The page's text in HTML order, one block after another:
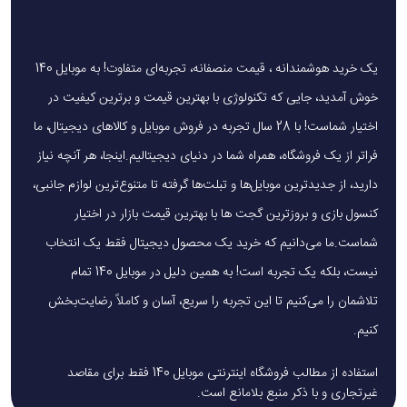
بله، این گوشی دارای درگاه کارت حافظه microSD است که امکان افزایش فضای
ذخیره‌سازی را فراهم می‌کند.
یک خرید هوشمندانه ، قیمت منصفانه، تجربه‌ای متفاوت! به موبایل 140
خوش آمدید، جایی که تکنولوژی با بهترین قیمت و برترین کیفیت در
اختیار شماست! با 28 سال تجربه در فروش موبایل و کالاهای دیجیتال، ما
فراتر از یک فروشگاه، همراه شما در دنیای دیجیتالیم.اینجا، هر آنچه نیاز
دارید، از جدیدترین موبایل‌ها و تبلت‌ها گرفته تا متنوع‌ترین لوازم جانبی،
کنسول بازی و بروزترین گجت ها با بهترین قیمت بازار در اختیار
شماست.ما می‌دانیم که خرید یک محصول دیجیتال فقط یک انتخاب
نیست، بلکه یک تجربه است! به همین دلیل در موبایل 140 تمام
تلاشمان را می‌کنیم تا این تجربه را سریع، آسان و کاملاً رضایت‌بخش
کنیم.
استفاده از مطالب فروشگاه اینترنتی موبایل 140 فقط برای مقاصد
غیرتجاری و با ذکر منبع بلامانع است.